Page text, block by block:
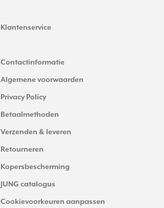
Klantenservice
Contactinformatie
Algemene voorwaarden
Privacy Policy
Betaalmethoden
Verzenden & leveren
Retourneren
Kopersbescherming
JUNG catalogus
Cookievoorkeuren aanpassen